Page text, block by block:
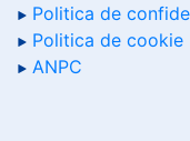
Politica de
Politica de cookie
ANPC